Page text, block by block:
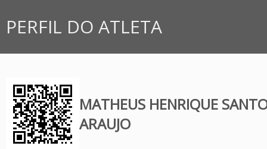
PERFIL DO ATLETA
MATHEUS HENRIQUE
ARAUJO